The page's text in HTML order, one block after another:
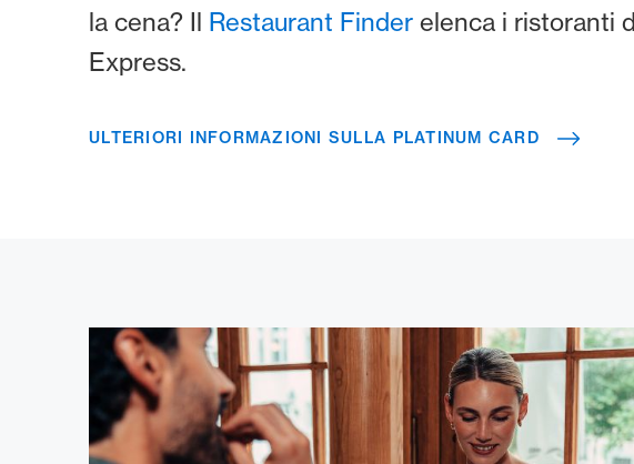
la cena? Il Restaurant Finder elenca i ristoranti
Express.
ULTERIORI INFORMAZIONI SULLA PLATINUM CARD